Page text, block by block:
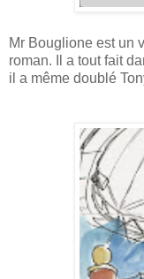
Mr Bouglione est un
roman. Il a tout fait
il a même doublé